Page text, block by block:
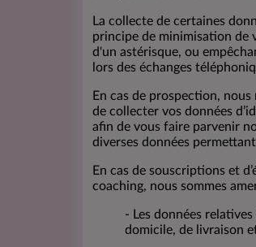
La collecte de certaines
principe de minimisation de
d'un astérisque, ou
lors des échanges
En cas de prospection,
de collecter vos données
afin de vous faire parvenir
diverses données
En cas de souscriptions et
coaching, nous sommes
- Les données
domicile, de livraison